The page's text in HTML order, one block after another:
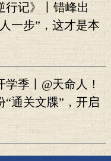
行记》丨错峰出
一步”，这才是本
推荐的打卡攻略！
学季丨@天命人！
“通关文牒”，开启
：悟空》线下副